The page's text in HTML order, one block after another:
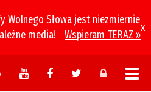
Wolnego Słowa jest niezmiernie
media!
Wspieram TERAZ »
x